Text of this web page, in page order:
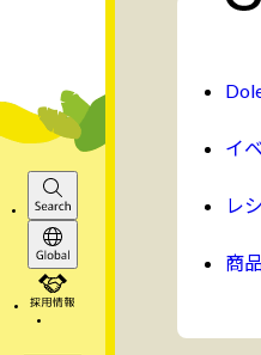
Search
Global
イ
レ
商